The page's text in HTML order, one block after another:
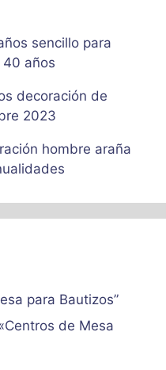
sencillo para
años
decoración de
2023
hombre araña
para Bautizos”
de Mesa